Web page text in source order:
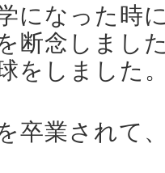
になった時
断念しまし
をしました
卒業されて